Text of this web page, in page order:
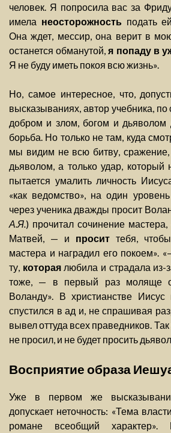
человек. Я попросила вас за
имела неосторожностьподать
Она ждет, мессир, она верит в
останется обманутой,я попаду в
Я не буду иметь покоя всю жизнь».
Но, самое интересное, что,
высказываниях, автор учебника,
добром и злом, богом и дьяволом
борьба. Но только не там, куда
мы видим не всю битву,
дьяволом, а только удар, который
пытается умалить личность
«как ведомство», на один
через ученика дважды просит
А.Я.) прочитал сочинение
Матвей, — и просит тебя,
мастера и наградил его покоем».
ту, котораялюбила и страдала из-
тоже, — в первый раз моляще
Воланду». В христианстве Иисус
спустился в ад и, не спрашивая
вывел оттуда всех праведников. Так
не просил, и не будет просить
Восприятие образа
Уже в первом же
допускает неточность: «Тема
романе всеобщий